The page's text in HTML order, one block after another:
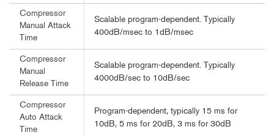
Compressor
Manual Attack
Time
Scalable program-dependent. Typically
400dB/msec to 1dB/msec
Compressor
Manual
Release Time
Scalable program-dependent. Typically
4000dB/sec to 10dB/sec
Compressor
Auto Attack
Time
Program-dependent, typically 15 ms for
10dB, 5 ms for 20dB, 3 ms for 30dB